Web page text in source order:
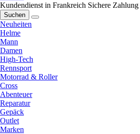
Kundendienst in Frankreich Sichere Zahlung
Suchen
Neuheiten
Helme
Mann
Damen
High-Tech
Rennsport
Motorrad & Roller
Cross
Abenteuer
Reparatur
Gepäck
Outlet
Marken